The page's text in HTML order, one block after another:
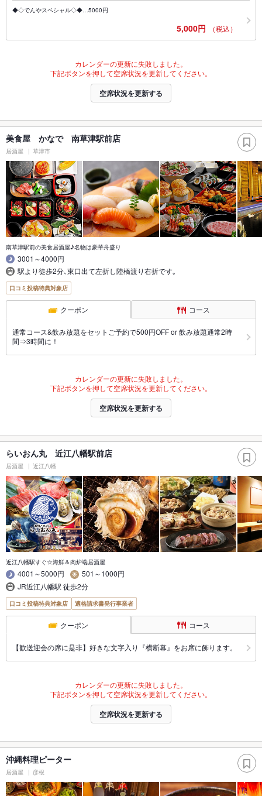
◆◇でんやスペシャル◇◆…5000円
5,000円 （税込）
カレンダーの更新に失敗しました。
下記ボタンを押して空席状況を更新してください。
空席状況を更新する
美食屋 かなで 南草津駅前店
居酒屋 草津市
南草津駅前の美食居酒屋♪名物は豪華舟盛り
3001～4000円
駅より徒歩2分､東口出て左折し陸橋渡り右折です｡
口コミ投稿特典対象店
クーポン コース
通常コース&飲み放題をセットご予約で500円OFF or 飲み放題通常2時
間⇒3時間に！
カレンダーの更新に失敗しました。
下記ボタンを押して空席状況を更新してください。
空席状況を更新する
らいおん丸 近江八幡駅前店
居酒屋 近江八幡
近江八幡駅すぐ☆海鮮＆肉炉端居酒屋
4001～5000円
501～1000円
JR近江八幡駅 徒歩2分
口コミ投稿特典対象店 適格請求書発行事業者
クーポン コース
【歓送迎会の席に是非】好きな文字入り『横断幕』をお席に飾ります。
カレンダーの更新に失敗しました。
下記ボタンを押して空席状況を更新してください。
空席状況を更新する
沖縄料理ピーター
居酒屋 彦根